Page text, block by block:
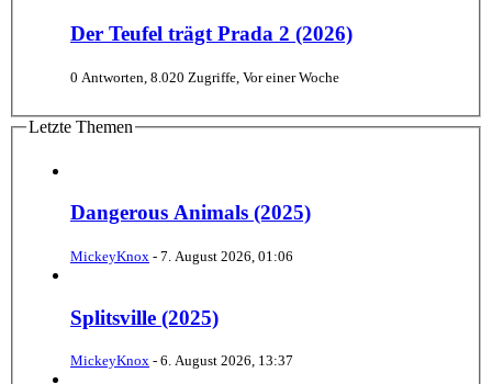
Der Teufel trägt Prada 2 (2026)
0 Antworten, 8.020 Zugriffe, Vor einer Woche
Letzte Themen
Dangerous Animals (2025)
MickeyKnox - 7. August 2026, 01:06
Splitsville (2025)
MickeyKnox - 6. August 2026, 13:37